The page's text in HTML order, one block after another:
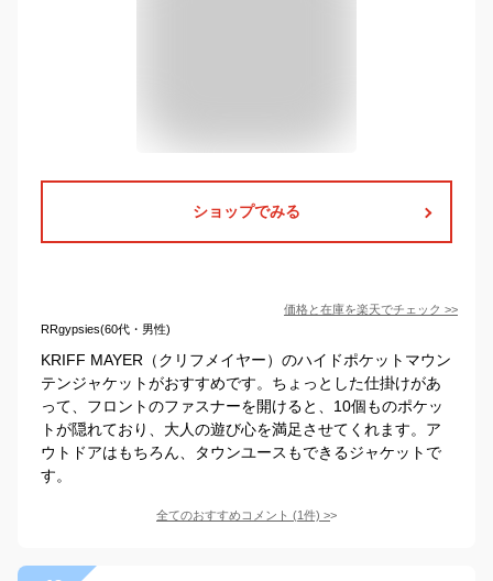
ショップでみる
価格と在庫を楽天でチェック >>
RRgypsies(60代・男性)
KRIFF MAYER（クリフメイヤー）のハイドポケットマウン
テンジャケットがおすすめです。ちょっとした仕掛けがあ
って、フロントのファスナーを開けると、10個ものポケッ
トが隠れており、大人の遊び心を満足させてくれます。ア
ウトドアはもちろん、タウンユースもできるジャケットで
す。
全てのおすすめコメント (1件) >